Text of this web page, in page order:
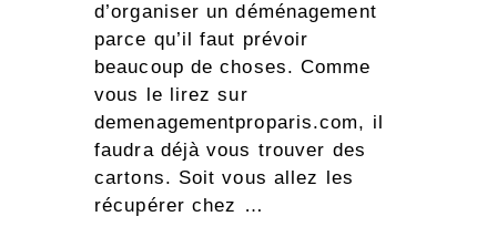
d’organiser un déménagement
parce qu’il faut prévoir
beaucoup de choses. Comme
vous le lirez sur
demenagementproparis.com, il
faudra déjà vous trouver des
cartons. Soit vous allez les
récupérer chez …